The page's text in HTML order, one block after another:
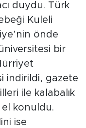
duydu. Türk
Kuleli
önde
bir
indirildi, gazete
ile kalabalık
el konuldu.
ise